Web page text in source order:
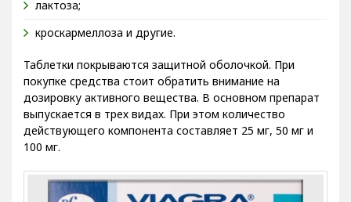
лактоза;
кроскармеллоза и другие.
Таблетки покрываются защитной оболочкой. При
покупке средства стоит обратить внимание на
дозировку активного вещества. В основном препарат
выпускается в трех видах. При этом количество
действующего компонента составляет 25 мг, 50 мг и
100 мг.